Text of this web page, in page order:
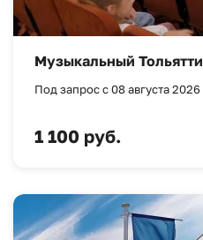
Музыкальный Тольятти
Под запрос с 08 августа 2026
1 100 руб.